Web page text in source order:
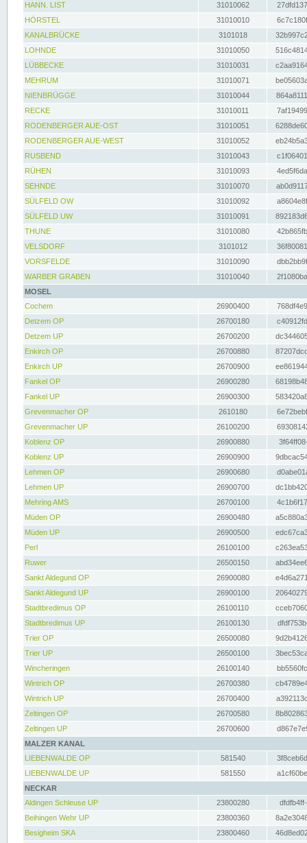
HANN. LIST
31010062
HÖRSTEL
31010010
KANALBRÜCKE
3101018
LOHNDE
31010050
LÜBBECKE
31010031
MEHRUM
31010071
NIENBRÜGGE
31010044
RECKE
31010011
RODENBERGER AUE-OST
31010051
RODENBERGER AUE-WEST
31010052
RUSBEND
31010043
RÜHEN
31010093
SEHNDE
31010070
SÜLFELD OW
31010092
SÜLFELD UW
31010091
THUNE
31010080
VELSDORF
3101012
VORSFELDE
31010090
WARBER GRABEN
31010040
MOSEL
Cochem
26900400
Detzem OP
26700180
Detzem UP
26700200
Enkirch OP
26700880
Enkirch UP
26700900
Fankel OP
26900280
Fankel UP
26900300
Grevenmacher OP
2610180
Grevenmacher UP
26100200
Koblenz OP
26900880
Koblenz UP
26900900
Lehmen OP
26900680
Lehmen UP
26900700
Mehring AMS
26700100
Müden OP
26900480
Müden UP
26900500
Perl
26100100
Ruwer
26500150
Sankt Aldegund OP
26900080
Sankt Aldegund UP
26900100
Stadtbredimus OP
26100110
Stadtbredimus UP
26100130
Trier OP
26500080
Trier UP
26500100
Wincheringen
26100140
Wintrich OP
26700380
Wintrich UP
26700400
Zeltingen OP
26700580
Zeltingen UP
26700600
MALZER KANAL
LIEBENWALDE OP
581540
LIEBENWALDE UP
581550
NECKAR
Aldingen Schleuse UP
23800280
Beihingen Wehr UP
23800360
Besigheim SKA
23800460